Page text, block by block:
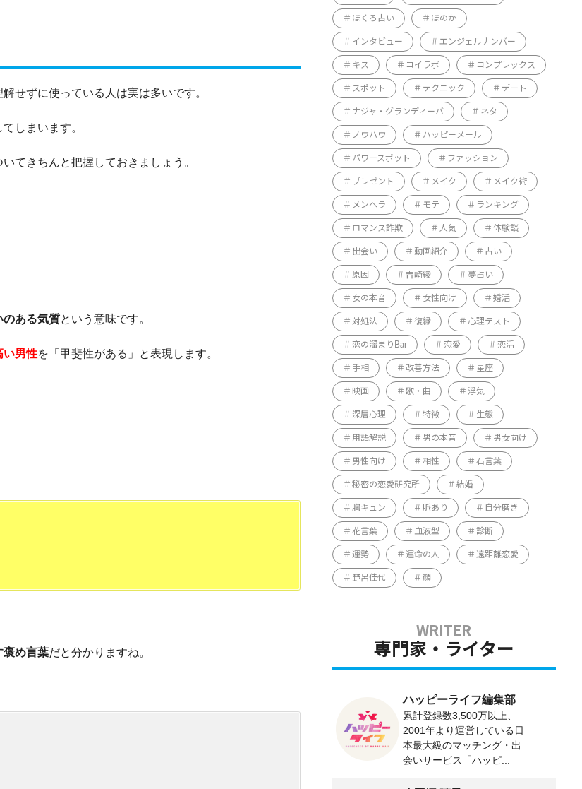
せずに使っている人は実は多いです。
しまいます。
てきちんと把握しておきましょう。
のある気質という意味です。
い男性を「甲斐性がある」と表現します。
褒め言葉だと分かりますね。
ほくろ占い ほのか
インタビュー エンジェルナンバー
キス コイラボ コンプレックス
スポット テクニック デート
ナジャ・グランディーバ ネタ
ノウハウ ハッピーメール
パワースポット ファッション
プレゼント メイク メイク術
メンヘラ モテ ランキング
ロマンス詐欺 人気 体験談
出会い 動画紹介 占い
原因 吉崎綾 夢占い
女の本音 女性向け 婚活
対処法 復縁 心理テスト
恋の溜まりBar 恋愛 恋活
手相 改善方法 星座
映画 歌・曲 浮気
深層心理 特徴 生態
用語解説 男の本音 男女向け
男性向け 相性 石言葉
秘密の恋愛研究所 結婚
胸キュン 脈あり 自分磨き
花言葉 血液型 診断
運勢 運命の人 遠距離恋愛
野呂佳代 顔
専門家・ライター
ハッピーライフ編集部
累計登録数3,500万以上、
2001年より運営している日
本最大級のマッチング・出
会いサービス「ハッピ...